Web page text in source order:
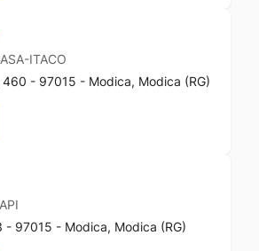
ITACO
- 97015 - Modica, Modica (RG)
- 97015 - Modica, Modica (RG)